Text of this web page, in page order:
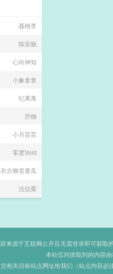
聂桃李
陈安杨
心向神知
小象拿拿
纪离离
乔柚
小月芸芸
零度Void
古柳卖黄瓜
法拉栗
来源于互联网公开且无需登录即可获取
本站仅对抓取到的内容
相关目标站点网址给我们（站点内容必